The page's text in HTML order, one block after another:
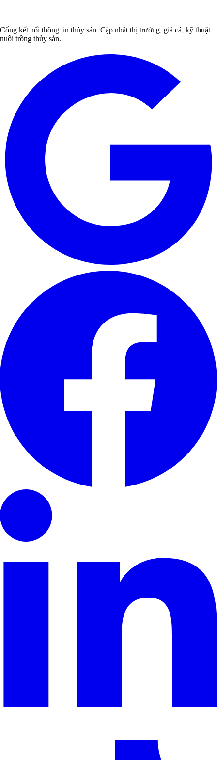
Cổng kết nối thông tin thủy sản. Cập nhật thị trường, giá cả, kỹ thuật
nuôi trồng thủy sản.